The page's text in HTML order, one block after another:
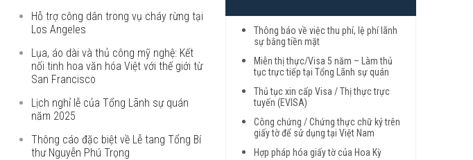
Hỗ trợ công dân trong vụ cháy rừng tại
Los Angeles
Lụa, áo dài và thủ công mỹ nghệ: Kết
nối tinh hoa văn hóa Việt với thế giới từ
San Francisco
Lịch nghỉ lễ của Tổng Lãnh sự quán
năm 2025
Thông cáo đặc biệt về Lễ tang Tổng Bí
thư Nguyễn Phú Trọng
Thông báo về việc thu phí, lệ phí lãnh
sự bằng tiền mặt
Miễn thị thực/Visa 5 năm – Làm thủ
tục trực tiếp tại Tổng Lãnh sự quán
Thủ tục xin cấp Visa / Thị thực trực
tuyến (EVISA)
Công chứng / Chứng thực chữ ký trên
giấy tờ để sử dụng tại Việt Nam
Hợp pháp hóa giấy tờ của Hoa Kỳ